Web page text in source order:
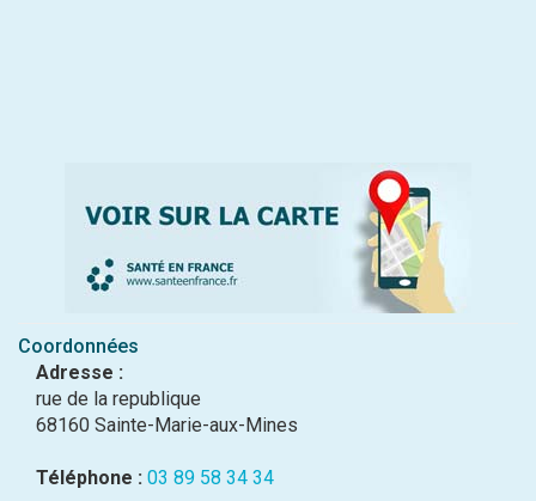
Coordonnées
Adresse :
rue de la republique
68160 Sainte-Marie-aux-Mines
Téléphone : 03 89 58 34 34